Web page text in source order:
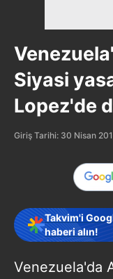
Siyasi
Lopez'de
Giriş Tarihi: 30 Nisan
Takvim'i
haberi alın!
Venezuela'da